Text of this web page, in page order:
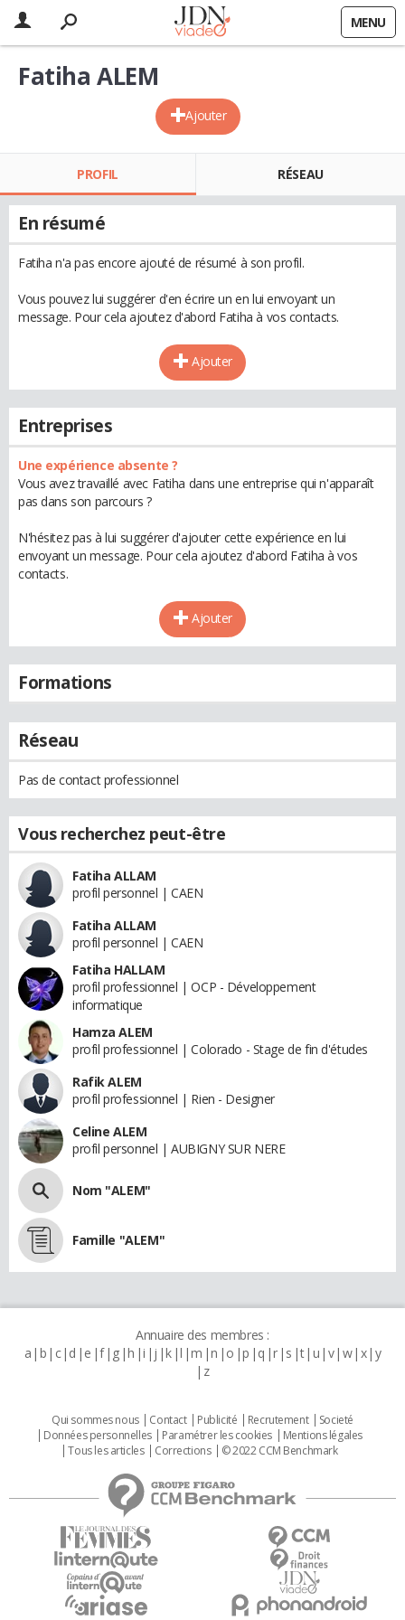
MENU
Ajouter
Fatiha ALEM
PROFIL RÉSEAU
En résumé
Fatiha n'a pas encore ajouté de résumé à son profil.
Vous pouvez lui suggérer d'en écrire un en lui envoyant un
message. Pour cela ajoutez d'abord Fatiha à vos contacts.
Ajouter
Entreprises
Une expérience absente ?
Vous avez travaillé avec Fatiha dans une entreprise qui n'apparaît
pas dans son parcours ?
N'hésitez pas à lui suggérer d'ajouter cette expérience en lui
envoyant un message. Pour cela ajoutez d'abord Fatiha à vos
contacts.
Ajouter
Formations
Réseau
Pas de contact professionnel
Vous recherchez peut-être
Fatiha ALLAM
profil personnel | CAEN
Fatiha ALLAM
profil personnel | CAEN
Fatiha HALLAM
profil professionnel | OCP - Développement
informatique
Hamza ALEM
profil professionnel | Colorado - Stage de fin d'études
Rafik ALEM
profil professionnel | Rien - Designer
Celine ALEM
profil personnel | AUBIGNY SUR NERE
Nom "ALEM"
Famille "ALEM"
Annuaire des membres :
a b c d e f g h i j k l m n o p q r s t u v w x y
z
Qui sommes nous Contact Publicité Recrutement
Societé
Données personnelles
Paramétrer les cookies
Mentions légales
Tous les articles
Corrections © 2022 CCM Benchmark